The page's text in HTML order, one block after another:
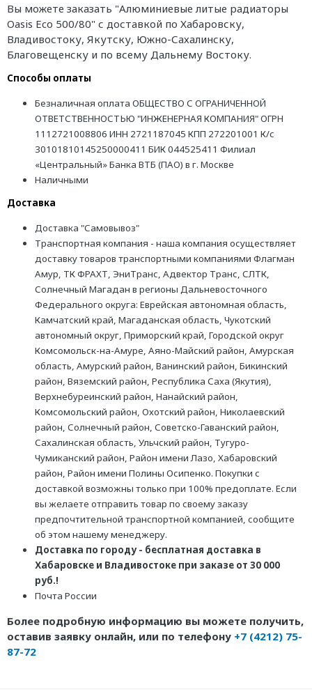
Вы можете заказать "Алюминиевые литые радиаторы
Oasis Eco 500/80" с доставкой по Хабаровску,
Владивостоку, Якутску, Южно-Сахалинску,
Благовещенску и по всему Дальнему Востоку.
Способы оплаты
Безналичная оплата ОБЩЕСТВО С ОГРАНИЧЕННОЙ
ОТВЕТСТВЕННОСТЬЮ "ИНЖЕНЕРНАЯ КОМПАНИЯ" ОГРН
1112721008806 ИНН 2721187045 КПП 272201001 К/с
30101810145250000411 БИК 044525411 Филиал
«Центральный» Банка ВТБ (ПАО) в г. Москве
Наличными
Доставка
Доставка "Самовывоз"
Транспортная компания - наша компания осуществляет
доставку товаров транспортными компаниями Флагман
Амур, ТК ФРАХТ, ЭниТранс, Адвектор Транс, СЛТК,
Солнечный Магадан в регионы Дальневосточного
Федерального округа: Еврейская автономная область,
Камчатский край, Магаданская область, Чукотский
автономный округ, Приморский край, Городской округ
Комсомольск-на-Амуре, Аяно-Майский район, Амурская
область, Амурский район, Ванинский район, Бикинский
район, Вяземский район, Республика Саха (Якутия),
Верхнебуреинский район, Нанайский район,
Комсомольский район, Охотский район, Николаевский
район, Солнечный район, Советско-Гаванский район,
Сахалинская область, Ульчский район, Тугуро-
Чумиканский район, Район имени Лазо, Хабаровский
район, Район имени Полины Осипенко. Покупки с
доставкой возможны только при 100% предоплате. Если
вы желаете отправить товар по своему заказу
предпочтительной транспортной компанией, сообщите
об этом нашему менеджеру.
Доставка по городу - бесплатная доставка в
Хабаровске и Владивостоке при заказе от 30 000
руб.!
Почта России
Более подробную информацию вы можете получить,
оставив заявку онлайн, или по телефону +7 (4212) 75-
87-72